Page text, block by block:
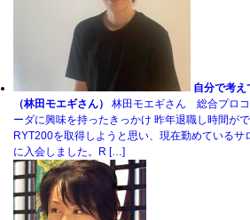
自分で考
（林田モエギさん）
林田モエギさん 総合プロ
ーダに興味を持ったきっかけ 昨年退職し時間が
RYT200を取得しようと思い、現在勤めているサ
に入会しました。R […]